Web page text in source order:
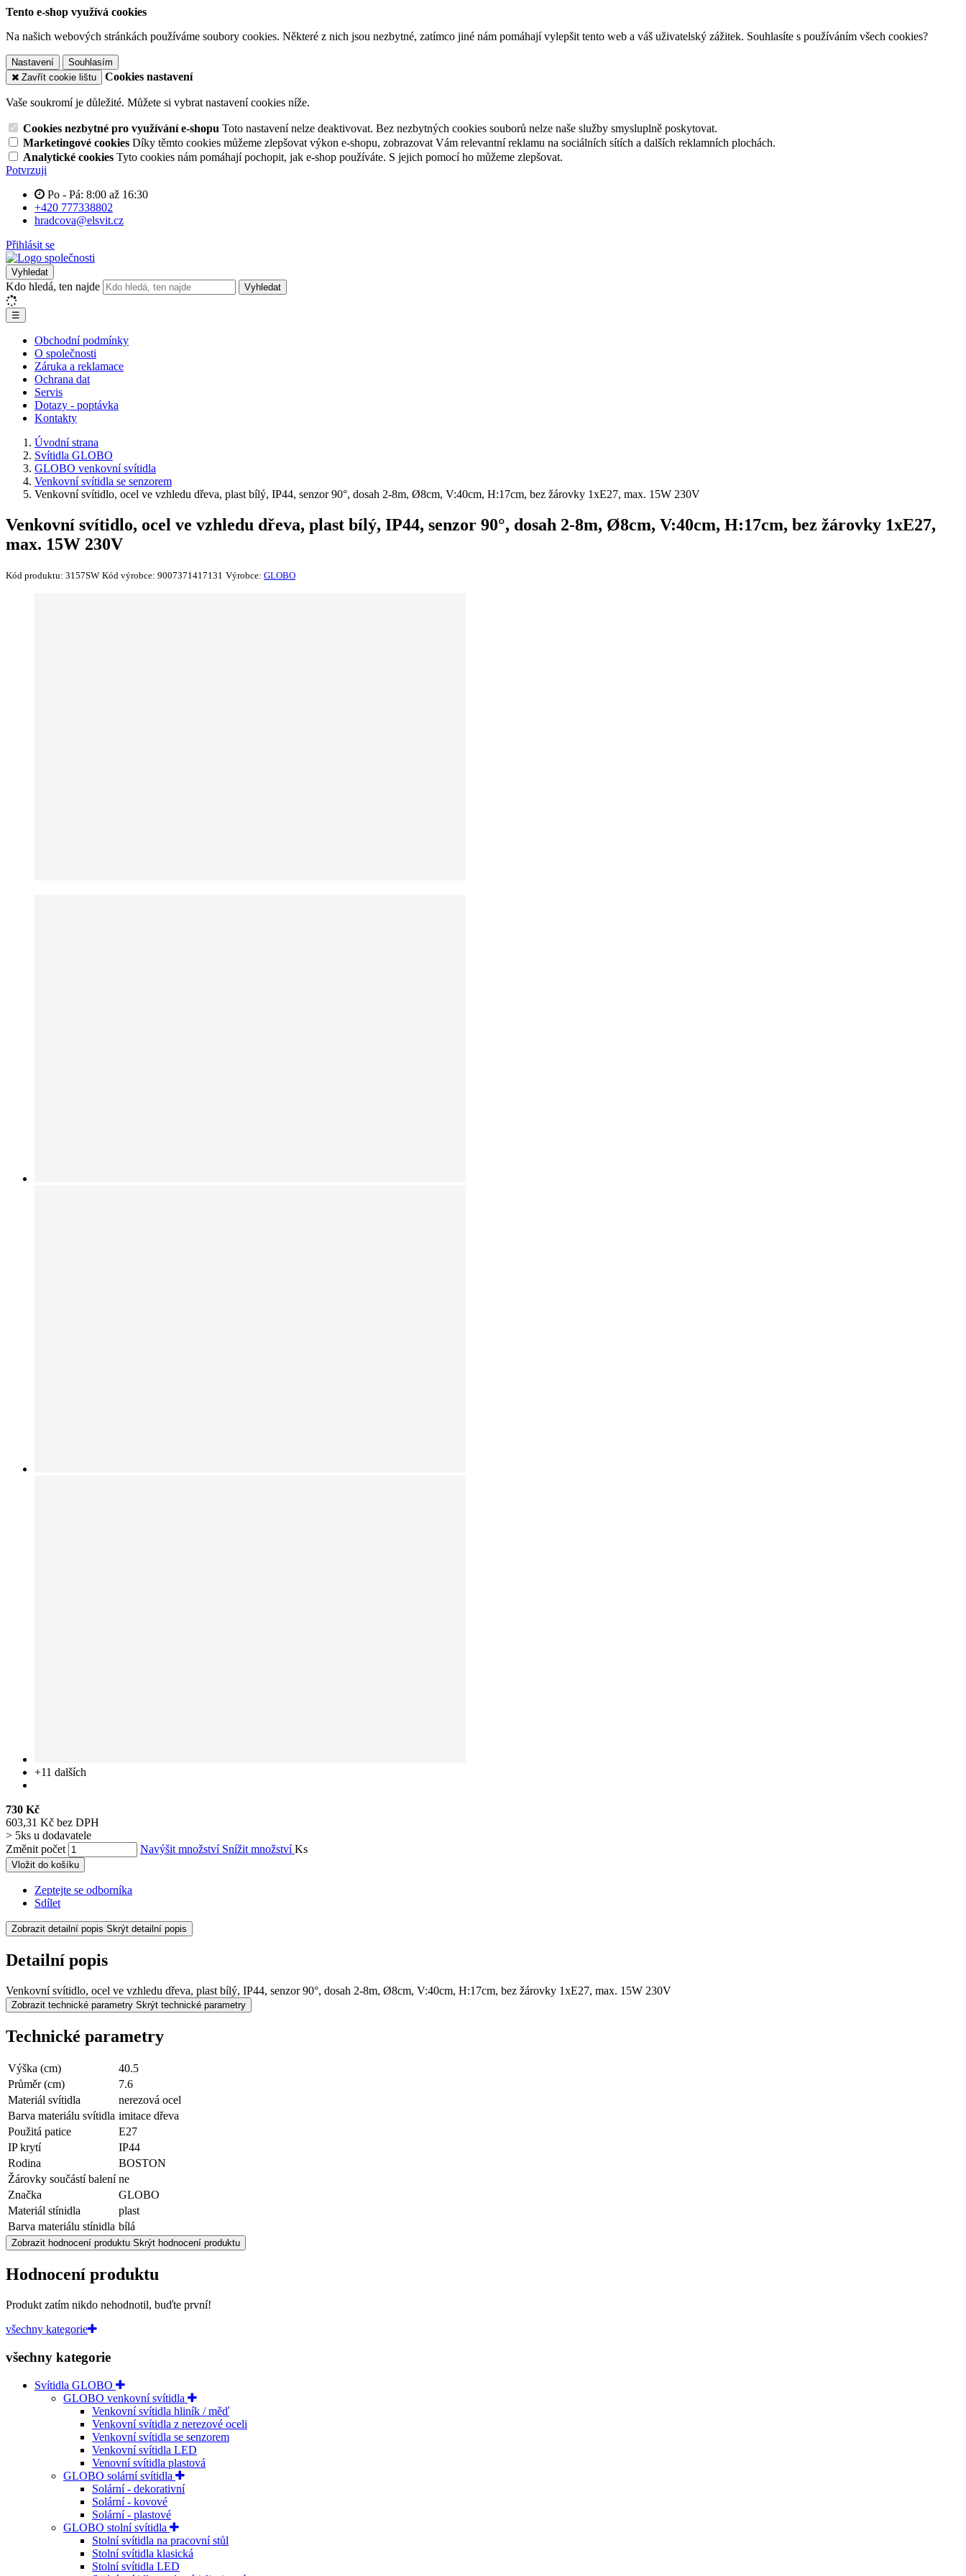
Tento e-shop využívá cookies
Na našich webových stránkách používáme soubory cookies. Některé z nich jsou nezbytné, zatímco jiné nám pomáhají vylepšit tento web a váš uživatelský zážitek. Souhlasíte s používáním všech cookies?
Nastavení
Souhlasím
Zavřít cookie lištu
Cookies nastavení
Vaše soukromí je důležité. Můžete si vybrat nastavení cookies níže.
Cookies nezbytné pro využívání e-shopu Toto nastavení nelze deaktivovat. Bez nezbytných cookies souborů nelze naše služby smysluplně poskytovat.
Marketingové cookies Díky těmto cookies můžeme zlepšovat výkon e-shopu, zobrazovat Vám relevantní reklamu na sociálních sítích a dalších reklamních plochách.
Analytické cookies Tyto cookies nám pomáhají pochopit, jak e-shop používáte. S jejich pomocí ho můžeme zlepšovat.
Potvrzuji
Po - Pá: 8:00 až 16:30
+420 777338802
hradcova@elsvit.cz
Přihlásit se
Vyhledat
Kdo hledá, ten najde Vyhledat
☰
Obchodní podmínky
O společnosti
Záruka a reklamace
Ochrana dat
Servis
Dotazy - poptávka
Kontakty
Úvodní strana
Svítidla GLOBO
GLOBO venkovní svítidla
Venkovní svítidla se senzorem
Venkovní svítidlo, ocel ve vzhledu dřeva, plast bílý, IP44, senzor 90°, dosah 2-8m, Ø8cm, V:40cm, H:17cm, bez žárovky 1xE27, max. 15W 230V
Venkovní svítidlo, ocel ve vzhledu dřeva, plast bílý, IP44, senzor 90°, dosah 2-8m, Ø8cm, V:40cm, H:17cm, bez žárovky 1xE27,
max. 15W 230V
Kód produktu: 3157SW Kód výrobce: 9007371417131 Výrobce: GLOBO
+11 dalších
730 Kč
603,31 Kč bez DPH
> 5ks u dodavatele
Změnit počet
Navýšit množství Snížit množstvíKs
Vložit do košíku
Zeptejte se odborníka
Sdílet
Zobrazit detailní popis Skrýt detailní popis
Detailní popis
Venkovní svítidlo, ocel ve vzhledu dřeva, plast bílý, IP44, senzor 90°, dosah 2-8m, Ø8cm, V:40cm, H:17cm, bez žárovky 1xE27, max. 15W 230V
Zobrazit technické parametry Skrýt technické parametry
Technické parametry
Výška (cm)
40.5
Průměr (cm)
7.6
Materiál svítidla
nerezová ocel
Barva materiálu svítidla imitace dřeva
Použitá patice
E27
IP krytí
IP44
Rodina
BOSTON
Žárovky součástí balení ne
Značka
GLOBO
Materiál stínidla
plast
Barva materiálu stínidla bílá
Zobrazit hodnocení produktu Skrýt hodnocení produktu
Hodnocení produktu
Produkt zatím nikdo nehodnotil, buďte první!
všechny kategorie
všechny kategorie
Svítidla GLOBO
GLOBO venkovní svítidla
Venkovní svítidla hliník / měď
Venkovní svítidla z nerezové oceli
Venkovní svítidla se senzorem
Venkovní svítidla LED
Venovní svítidla plastová
GLOBO solární svítidla
Solární - dekorativní
Solární - kovové
Solární - plastové
GLOBO stolní svítidla
Stolní svítidla na pracovní stůl
Stolní svítidla klasická
Stolní svítidla LED